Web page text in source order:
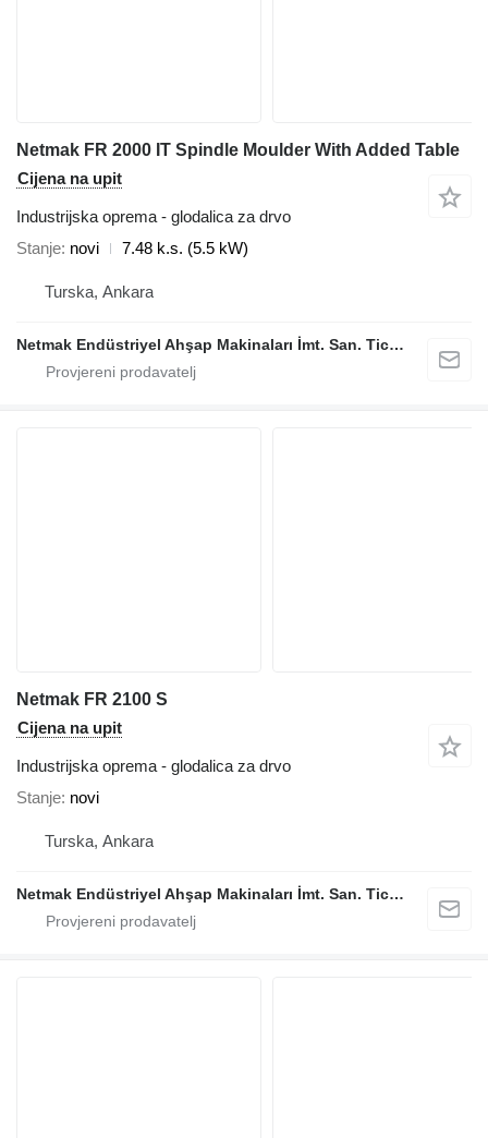
Netmak FR 2000 IT Spindle Moulder With Added Table
Cijena na upit
Industrijska oprema - glodalica za drvo
Stanje novi 7.48 k.s. (5.5 kW)
Turska, Ankara
Netmak Endüstriyel Ahşap Makinaları İmt. San. Tic. A.Ş.
Netmak FR 2100 S
Cijena na upit
Industrijska oprema - glodalica za drvo
Stanje novi
Turska, Ankara
Netmak Endüstriyel Ahşap Makinaları İmt. San. Tic. A.Ş.